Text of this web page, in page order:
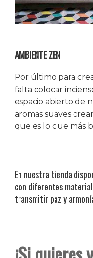
AMBIENTE ZEN
Por último para
falta colocar
espacio abierto de
aromas suaves
que es lo que más
En nuestra tienda
con diferentes
transmitir paz y